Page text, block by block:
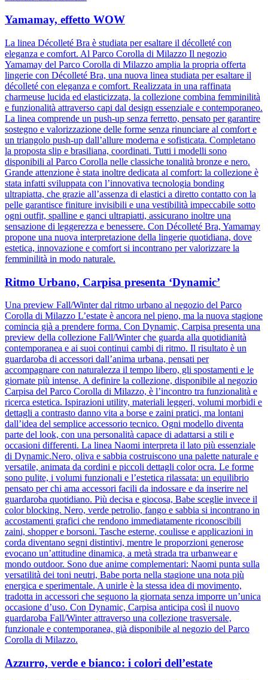
Yamamay, effetto WOW
La linea Décolleté Bra è studiata per esaltare il décolleté con
eleganza e comfort. Al Parco Corolla di Milazzo Il negozio
Yamamay del Parco Corolla di Milazzo amplia la propria offerta
lingerie con Décolleté Bra, una nuova linea studiata per esaltare il
décolleté con eleganza e comfort. Realizzata in una raffinata
charmeuse lucida ed elasticizzata, la collezione combina femminilità
e funzionalità attraverso capi dal design essenziale e contemporaneo.
La linea comprende un push-up senza ferretto, pensato per garantire
sostegno e valorizzazione delle forme senza rinunciare al comfort e
un triangolo push-up dall’allure moderna e sofisticata. Completano
la proposta slip e brasiliana, coordinati. Tutti i modelli sono
disponibili al Parco Corolla nelle classiche tonalità bronze e nero.
Grande attenzione è stata inoltre dedicata al comfort: la collezione è
stata infatti sviluppata con l’innovativa tecnologia bonding
ultrapiatta, che grazie all’assenza di elastici a diretto contatto con la
pelle garantisce finiture invisibili e una vestibilità impeccabile sotto
ogni outfit, spalline e ganci ultrapiatti, assicurano inoltre una
sensazione di leggerezza e benessere. Con Décolleté Bra, Yamamay
propone una nuova interpretazione della lingerie quotidiana, dove
estetica, innovazione e comfort si incontrano per valorizzare la
femminilità in modo naturale.
Ritmo Urbano, Carpisa presenta ‘Dynamic’
Una preview Fall/Winter dal ritmo urbano al negozio del Parco
Corolla di Milazzo L’estate è ancora nel pieno, ma la nuova stagione
comincia già a prendere forma. Con Dynamic, Carpisa presenta una
preview della collezione Fall/Winter che guarda alla quotidianità
contemporanea e ai suoi continui cambi di ritmo. Il risultato è un
guardaroba di accessori dall’anima urbana, pensati per
accompagnare con naturalezza il tempo libero, gli spostamenti e le
giornate più intense. A definire la collezione, disponibile al negozio
Carpisa del Parco Corolla di Milazzo, è l’incontro tra funzionalità e
ricerca estetica. Ispirazioni utility, materiali leggeri, volumi morbidi e
dettagli a contrasto danno vita a borse e zaini pratici, ma lontani
dall’idea del semplice accessorio tecnico. Ogni modello diventa
parte del look, con una personalità capace di adattarsi a stili e
occasioni differenti. La linea Naomi interpreta il lato più essenziale
di Dynamic.Nero, oliva e sabbia costruiscono una palette naturale e
versatile, animata da cordini e piccoli dettagli color ocra. Le forme
sono pulite, i volumi funzionali e l’estetica rilassata: un equilibrio
pensato per chi ama accessori facili da indossare e da inserire nel
guardaroba quotidiano. Più decisa e giocosa, Babe sceglie invece il
color blocking. Nero, verde petrolio, fango e sabbia si incontrano in
accostamenti grafici che rendono immediatamente riconoscibili
zaini, shopper e borsoni. Tasche esterne, coulisse e applicazioni in
corda diventano segni distintivi, mentre le proporzioni generose
evocano un’attitudine dinamica, a metà strada tra urbanwear e
mondo outdoor. Sono due anime complementari: Naomi punta sulla
versatilità dei toni neutri, Babe porta nella stagione una nota più
energica e sperimentale. A unirle è la stessa idea di movimento,
tradotta in accessori che seguono la giornata senza imporre un’unica
occasione d’uso. Con Dynamic, Carpisa anticipa così il nuovo
guardaroba Fall/Winter attraverso una collezione trasversale,
funzionale e contemporanea, già disponibile al negozio del Parco
Corolla di Milazzo.
Azzurro, verde e bianco: i colori dell’estate